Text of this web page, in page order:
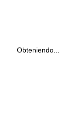
Obteniendo...